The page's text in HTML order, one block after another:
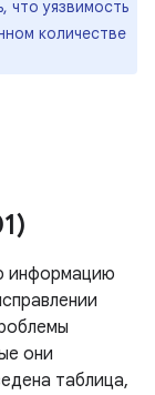
что уязвимость
количестве
информацию
они
таблица,